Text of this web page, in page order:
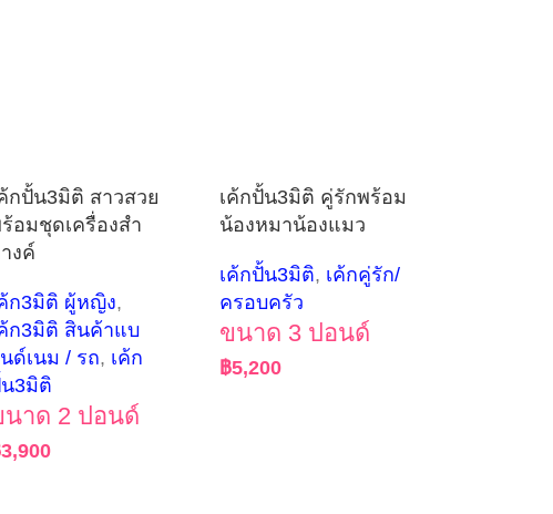
กปั้น3มิติ สาวสวย
อมชุดเครื่องสำ
งค์
ก3มิติ ผู้หญิง,
ก3มิติ สินค้าแบ
ด์เนม / รถ, เค้ก
3มิติ
นาด 2 ปอนด์
3,900
เค้กปั้น3มิติ คู่รักพร้อม
น้องหมาน้องแมว
เค้กปั้น3มิติ, เค้กคู่รัก/
ครอบครัว
ขนาด 3 ปอนด์
฿5,200